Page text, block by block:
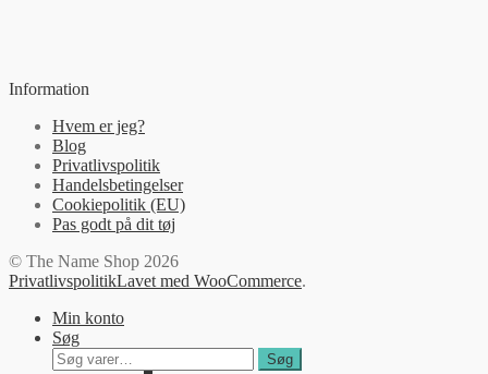
Information
Hvem er jeg?
Blog
Privatlivspolitik
Handelsbetingelser
Cookiepolitik (EU)
Pas godt på dit tøj
© The Name Shop 2026
PrivatlivspolitikLavet med WooCommerce.
Min konto
Søg
Søg
Søg